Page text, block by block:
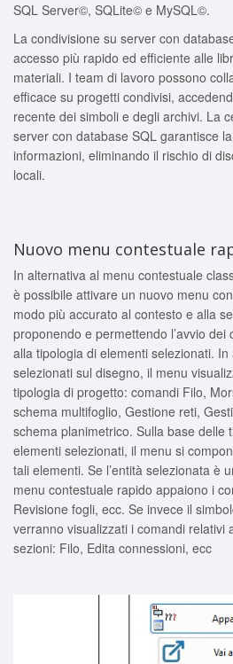
SQL Server©, SQLite© e MySQL©.
La condivisione su server con
accesso più rapido ed efficiente alle
materiali. I team di lavoro possono
efficace su progetti condivisi,
recente dei simboli e degli archivi. La
server con database SQL garantisce
informazioni, eliminando il rischio di
locali.
Nuovo menu contestuale
In alternativa al menu contestuale
è possibile attivare un nuovo menu
modo più accurato al contesto e alla
proponendo e permettendo l’avvio
alla tipologia di elementi selezionati.
selezionati sul disegno, il menu
tipologia di progetto: comandi Filo,
schema multifoglio, Gestione reti,
schema planimetrico. Sulla base delle
elementi selezionati, il menu si
tali elementi. Se l’entità selezionata è
menu contestuale rapido appaiono i
Revisione fogli, ecc. Se invece il
verranno visualizzati i comandi relativi
sezioni: Filo, Edita connessioni, ecc